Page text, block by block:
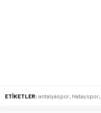
ETİKETLER: antalyaspor Hatayspor